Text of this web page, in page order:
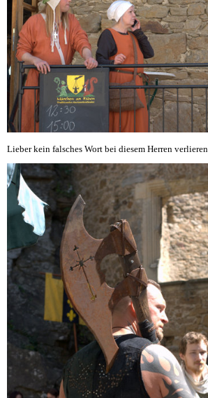
Lieber kein falsches Wort bei diesem Herren verlieren.